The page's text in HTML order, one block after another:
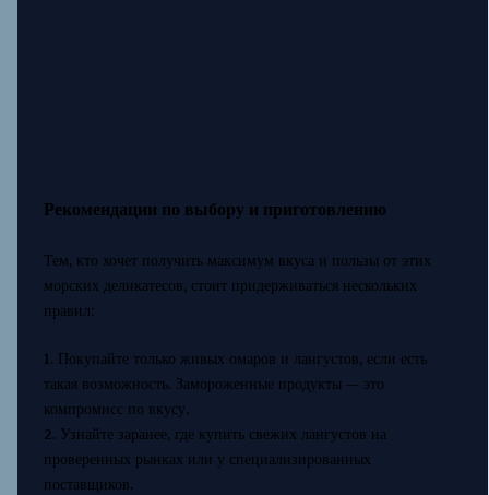
Рекомендации по выбору и приготовлению
Тем, кто хочет получить максимум вкуса и пользы от этих
морских деликатесов, стоит придерживаться нескольких
правил:
1. Покупайте только живых омаров и лангустов, если есть
такая возможность. Замороженные продукты — это
компромисс по вкусу.
2. Узнайте заранее, где купить свежих лангустов на
проверенных рынках или у специализированных
поставщиков.